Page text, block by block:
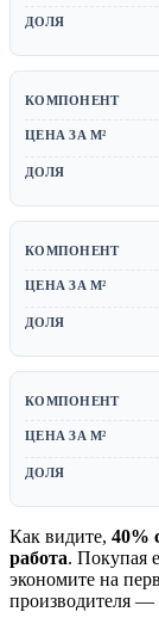
Как видите, 40%
работа. Покупая
экономите на
производителя —